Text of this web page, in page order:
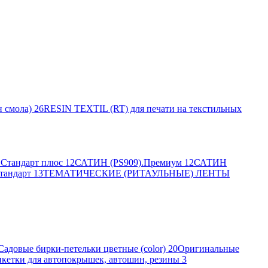
смола) 26RESIN TEXTIL (RT) для печати на текстильных
плюс 12САТИН (PS909).Премиум 12САТИН
13ТЕМАТИЧЕСКИЕ (РИТАУЛЬНЫЕ) ЛЕНТЫ
бирки-петельки цветные (color) 20Оригинальные
для автопокрышек, автошин, резины 3